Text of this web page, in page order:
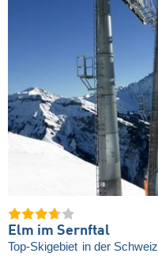
Elm im Sernftal
Top-Skigebiet in der Schweiz